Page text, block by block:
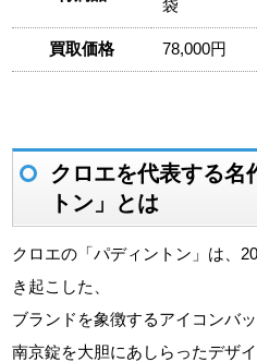
袋
買取価格 78,000円
クロエを代表する名
トン」とは
クロエの「パディントン」は、
き起こした、
ブランドを象徴するアイコンバッ
南京錠を大胆にあしらったデザイ